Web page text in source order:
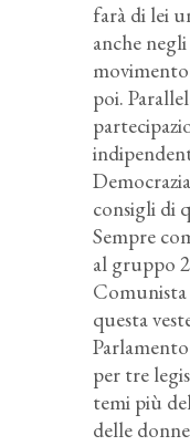
farà di lei
anche
poi.
consigli di
Sempre
al gruppo
Comunista
questa
per tre
temi più
delle